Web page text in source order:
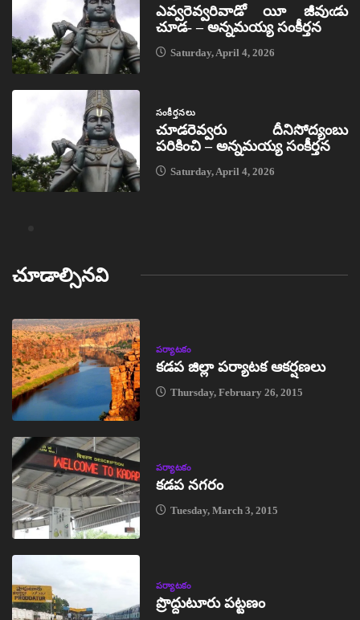
ఎవ్వరెవ్వరివాడో యీ జీవుఁడు
చూడ- – అన్నమయ్య సంకీర్తన
Saturday, April 4, 2026
సంకీర్తనలు
చూడరెవ్వరు దీనిసోద్యంబు
పరికించి – అన్నమయ్య సంకీర్తన
Saturday, April 4, 2026
చూడాల్సినవి
పర్యాటకం
కడప జిల్లా పర్యాటక ఆకర్షణలు
Thursday, February 26, 2015
పర్యాటకం
కడప నగరం
Tuesday, March 3, 2015
పర్యాటకం
ప్రొద్దుటూరు పట్టణం